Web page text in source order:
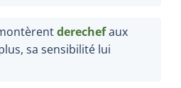
derechefaux
sa sensibilité lui